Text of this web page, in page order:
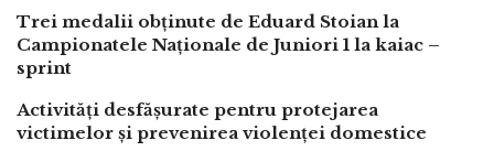
Trei medalii obținute de Eduard Stoian la
Campionatele Naționale de Juniori 1 la kaiac –
sprint
Activități desfășurate pentru protejarea
victimelor și prevenirea violenței domestice